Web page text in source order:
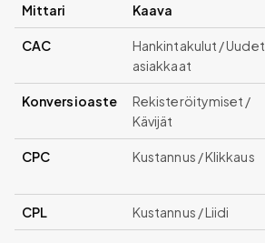
Mittari Kaava
CAC
Hankintakulut / Uudet
asiakkaat
Konversioaste
Rekisteröitymiset /
Kävijät
CPC Kustannus / Klikkaus
CPL Kustannus / Liidi